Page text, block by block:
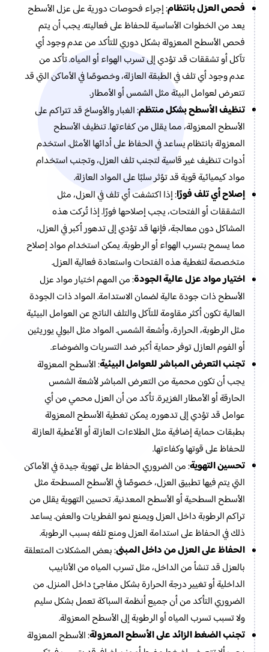
فحص العزل بانتظام: إجراء فحوصات دورية على عزل الأسطح
يعد من الخطوات الأساسية للحفاظ على فعاليته. يجب أن يتم
فحص الأسطح المعزولة بشكل دوري للتأكد من عدم وجود أي
تآكل أو تشققات قد تؤدي إلى تسرب الهواء أو المياه. تأكد من
عدم وجود أي تلف في الطبقة العازلة، وخصوصًا في الأماكن التي قد
تتعرض لعوامل البيئة مثل الشمس أو الأمطار.
تنظيف الأسطح بشكل منتظم: الغبار والأوساخ قد تتراكم على
الأسطح المعزولة، مما يقلل من كفاءتها. تنظيف الأسطح
المعزولة بانتظام يساعد في الحفاظ على أدائها الأمثل. استخدم
أدوات تنظيف غير قاسية لتجنب تلف العزل، وتجنب استخدام
مواد كيميائية قوية قد تؤثر سلبًا على المواد العازلة.
إصلاح أي تلف فورًا: إذا اكتشفت أي تلف في العزل، مثل
التشققات أو الفتحات، يجب إصلاحها فورًا. إذا تُركت هذه
المشاكل دون معالجة، فإنها قد تؤدي إلى تدهور أكبر في العزل،
مما يسمح بتسرب الهواء أو الرطوبة. يمكن استخدام مواد إصلاح
متخصصة لتغطية هذه الفتحات واستعادة فعالية العزل.
اختيار مواد عزل عالية الجودة: من المهم اختيار مواد عزل
الأسطح ذات جودة عالية لضمان الاستدامة. المواد ذات الجودة
العالية تكون أكثر مقاومة للتآكل والتلف الناتج عن العوامل البيئية
مثل الرطوبة، الحرارة، وأشعة الشمس. المواد مثل البولي يوريثين
أو الفوم العازل توفر حماية أكبر ضد التسربات والضوضاء.
تجنب التعرض المباشر للعوامل البيئية: الأسطح المعزولة
يجب أن تكون محمية من التعرض المباشر لأشعة الشمس
الحارقة أو الأمطار الغزيرة. تأكد من أن العزل محمي من أي
عوامل قد تؤدي إلى تدهوره. يمكن تغطية الأسطح المعزولة
بطبقات حماية إضافية مثل الطلاءات العازلة أو الأغطية العازلة
للحفاظ على قوتها وكفاءتها.
تحسين التهوية: من الضروري الحفاظ على تهوية جيدة في الأماكن
التي يتم فيها تطبيق العزل، خصوصًا في الأسطح المسطحة مثل
الأسطح السطحية أو الأسطح المعدنية. تحسين التهوية يقلل من
تراكم الرطوبة داخل العزل ويمنع نمو الفطريات والعفن. يساعد
ذلك في الحفاظ على استدامة العزل ومنع تلفه بسبب الرطوبة.
الحفاظ على العزل من داخل المبنى: بعض المشكلات المتعلقة
بالعزل قد تنشأ من الداخل، مثل تسرب المياه من الأنابيب
الداخلية أو تغيير درجة الحرارة بشكل مفاجئ داخل المنزل. من
الضروري التأكد من أن جميع أنظمة السباكة تعمل بشكل سليم
ولا تسبب تسرب المياه أو الرطوبة إلى الأسطح المعزولة.
تجنب الضغط الزائد على الأسطح المعزولة: الأسطح المعزولة